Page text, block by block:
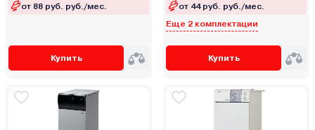
от 88 руб. руб./мес.
Купить
от 44 руб. руб./мес.
Еще 2 комплектации
Купить